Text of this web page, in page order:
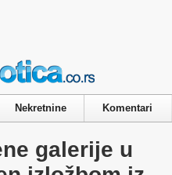
Nekretnine Komentari
galerije u
Policy